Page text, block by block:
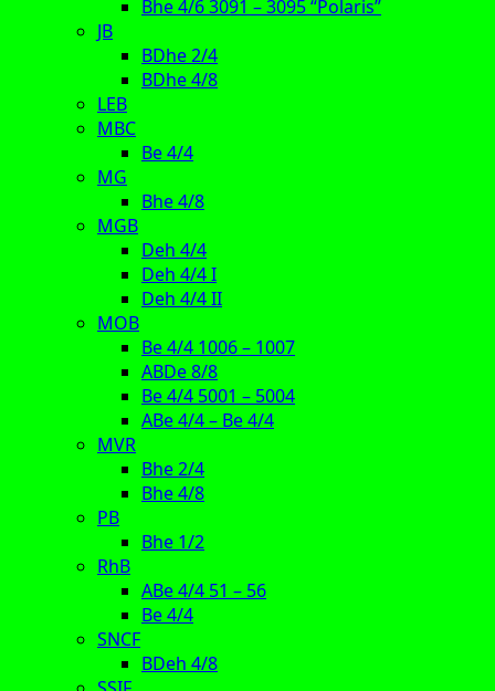
Bhe 4/6 3091 – 3095 “Polaris”
JB
BDhe 2/4
BDhe 4/8
LEB
MBC
Be 4/4
MG
Bhe 4/8
MGB
Deh 4/4
Deh 4/4 I
Deh 4/4 II
MOB
Be 4/4 1006 – 1007
ABDe 8/8
Be 4/4 5001 – 5004
ABe 4/4 – Be 4/4
MVR
Bhe 2/4
Bhe 4/8
PB
Bhe 1/2
RhB
ABe 4/4 51 – 56
Be 4/4
SNCF
BDeh 4/8